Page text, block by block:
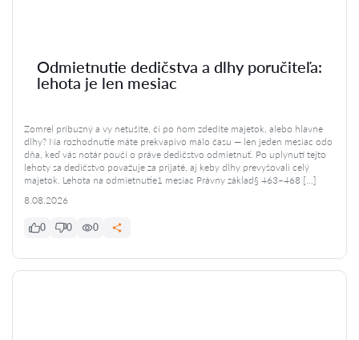
Odmietnutie dedičstva a dlhy poručiteľa:
lehota je len mesiac
Zomrel príbuzný a vy netušíte, či po ňom zdedíte majetok, alebo hlavne
dlhy? Na rozhodnutie máte prekvapivo málo času — len jeden mesiac odo
dňa, keď vás notár poučí o práve dedičstvo odmietnuť. Po uplynutí tejto
lehoty sa dedičstvo považuje za prijaté, aj keby dlhy prevyšovali celý
majetok. Lehota na odmietnutie1 mesiac Právny základ§ 463–468 […]
8.08.2026
0 0 0